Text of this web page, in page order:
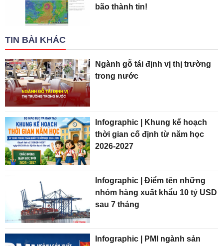
bão thành tin!
TIN BÀI KHÁC
Ngành gỗ tái định vị thị trường
trong nước
Infographic | Khung kế hoạch
thời gian cố định từ năm học
2026-2027
Infographic | Điểm tên những
nhóm hàng xuất khẩu 10 tỷ USD
sau 7 tháng
Infographic | PMI ngành sản